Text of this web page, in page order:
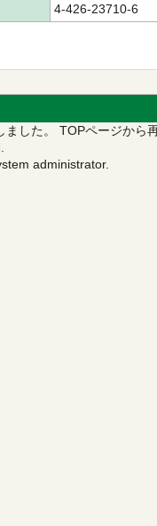
4-426-23710-6
ました。 TOPページから
administrator.